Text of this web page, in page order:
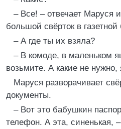
– Все! – отвечает Маруся
большой свёрток в газетной
– А где ты их взяла?
– В комоде, в маленьком
возьмите. А какие не
Маруся разворачивает
документы.
– Вот это бабушкин
телефон. А эта, синенькая,